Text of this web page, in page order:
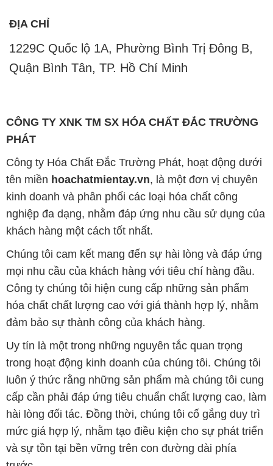
ĐỊA CHỈ
1229C Quốc lộ 1A, Phường Bình Trị Đông B,
Quận Bình Tân, TP. Hồ Chí Minh
CÔNG TY XNK TM SX HÓA CHẤT ĐẮC TRƯỜNG
PHÁT
Công ty Hóa Chất Đắc Trường Phát, hoạt động dưới
tên miền hoachatmientay.vn, là một đơn vị chuyên
kinh doanh và phân phối các loại hóa chất công
nghiệp đa dạng, nhằm đáp ứng nhu cầu sử dụng của
khách hàng một cách tốt nhất.
Chúng tôi cam kết mang đến sự hài lòng và đáp ứng
mọi nhu cầu của khách hàng với tiêu chí hàng đầu.
Công ty chúng tôi hiện cung cấp những sản phẩm
hóa chất chất lượng cao với giá thành hợp lý, nhằm
đảm bảo sự thành công của khách hàng.
Uy tín là một trong những nguyên tắc quan trọng
trong hoạt động kinh doanh của chúng tôi. Chúng tôi
luôn ý thức rằng những sản phẩm mà chúng tôi cung
cấp cần phải đáp ứng tiêu chuẩn chất lượng cao, làm
hài lòng đối tác. Đồng thời, chúng tôi cố gắng duy trì
mức giá hợp lý, nhằm tạo điều kiện cho sự phát triển
và sự tồn tại bền vững trên con đường dài phía